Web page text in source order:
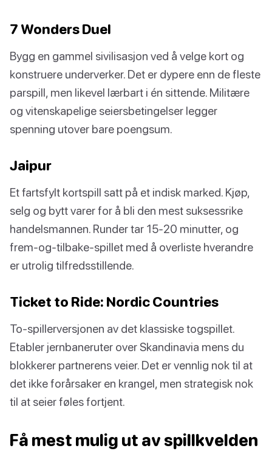
7 Wonders Duel
Bygg en gammel sivilisasjon ved å velge kort og
konstruere underverker. Det er dypere enn de fleste
parspill, men likevel lærbart i én sittende. Militære
og vitenskapelige seiersbetingelser legger
spenning utover bare poengsum.
Jaipur
Et fartsfylt kortspill satt på et indisk marked. Kjøp,
selg og bytt varer for å bli den mest suksessrike
handelsmannen. Runder tar 15-20 minutter, og
frem-og-tilbake-spillet med å overliste hverandre
er utrolig tilfredsstillende.
Ticket to Ride: Nordic Countries
To-spillerversjonen av det klassiske togspillet.
Etabler jernbaneruter over Skandinavia mens du
blokkerer partnerens veier. Det er vennlig nok til at
det ikke forårsaker en krangel, men strategisk nok
til at seier føles fortjent.
Få mest mulig ut av spillkvelden